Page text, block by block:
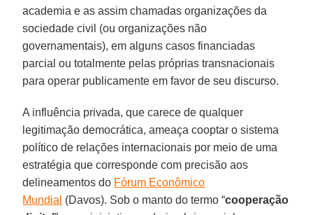
academia e as assim chamadas organizações da
sociedade civil (ou organizações não
governamentais), em alguns casos financiadas
parcial ou totalmente pelas próprias transnacionais
para operar publicamente em favor de seu discurso.
A influência privada, que carece de qualquer
legitimação democrática, ameaça cooptar o sistema
político de relações internacionais por meio de uma
estratégia que corresponde com precisão aos
delineamentos do Fórum Econômico
Mundial (Davos). Sob o manto do termo “cooperação